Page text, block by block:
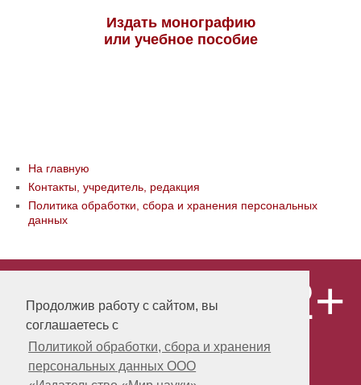
Продолжив работу с сайтом, вы
соглашаетесь с
Политикой обработки, сбора и хранения
персональных данных ООО
Издать монографию
или учебное пособие
На главную
Контакты, учредитель, редакция
Политика обработки, сбора и хранения персональных
данных
«Publishing company «World of science»,
LLC Материалы, размещенные на сайте,
охраняются Законом о защите авторских
прав. Публикация любых материалов
этого сайта запрещена без
предварительного согласования с
12+